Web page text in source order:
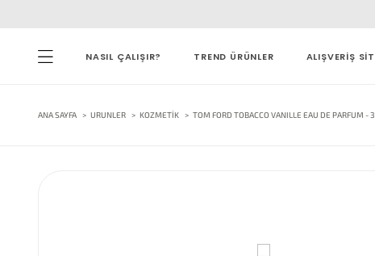
NASIL ÇALIŞIR? TREND ÜRÜNLER ALIŞVERİŞ
ANA SAYFA URUNLER KOZMETIK TOM FORD TOBACCO VANILLE EAU DE PARFUM -